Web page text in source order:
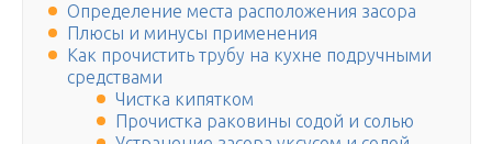
Определение места расположения засора
Плюсы и минусы применения
Как прочистить трубу на кухне подручными
средствами
Чистка кипятком
Прочистка раковины содой и солью